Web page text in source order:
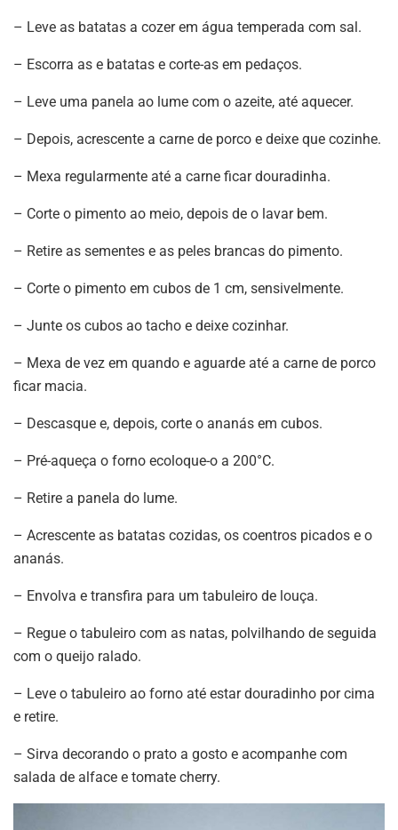
– Leve as batatas a cozer em água temperada com sal.
– Escorra as e batatas e corte-as em pedaços.
– Leve uma panela ao lume com o azeite, até aquecer.
– Depois, acrescente a carne de porco e deixe que cozinhe.
– Mexa regularmente até a carne ficar douradinha.
– Corte o pimento ao meio, depois de o lavar bem.
– Retire as sementes e as peles brancas do pimento.
– Corte o pimento em cubos de 1 cm, sensivelmente.
– Junte os cubos ao tacho e deixe cozinhar.
– Mexa de vez em quando e aguarde até a carne de porco
ficar macia.
– Descasque e, depois, corte o ananás em cubos.
– Pré-aqueça o forno ecoloque-o a 200°C.
– Retire a panela do lume.
– Acrescente as batatas cozidas, os coentros picados e o
ananás.
– Envolva e transfira para um tabuleiro de louça.
– Regue o tabuleiro com as natas, polvilhando de seguida
com o queijo ralado.
– Leve o tabuleiro ao forno até estar douradinho por cima
e retire.
– Sirva decorando o prato a gosto e acompanhe com
salada de alface e tomate cherry.